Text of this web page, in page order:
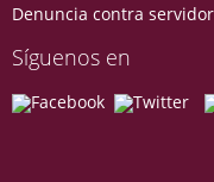
Denuncia contra
Síguenos en